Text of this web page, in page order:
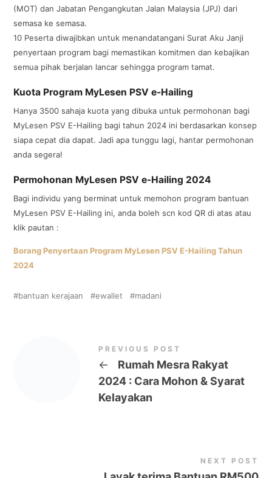
(MOT) dan Jabatan Pengangkutan Jalan Malaysia (JPJ) dari
semasa ke semasa.
10 Peserta diwajibkan untuk menandatangani Surat Aku Janji
penyertaan program bagi memastikan komitmen dan kebajikan
semua pihak berjalan lancar sehingga program tamat.
Kuota Program MyLesen PSV e-Hailing
Hanya 3500 sahaja kuota yang dibuka untuk permohonan bagi
MyLesen PSV E-Hailing bagi tahun 2024 ini berdasarkan konsep
siapa cepat dia dapat. Jadi apa tunggu lagi, hantar permohonan
anda segera!
Permohonan MyLesen PSV e-Hailing 2024
Bagi individu yang berminat untuk memohon program bantuan
MyLesen PSV E-Hailing ini, anda boleh scn kod QR di atas atau
klik pautan :
Borang Penyertaan Program MyLesen PSV E-Hailing Tahun
2024
bantuan kerajaan ewallet madani
PREVIOUS POST
←
Rumah Mesra Rakyat
2024 : Cara Mohon & Syarat
Kelayakan
NEXT POST